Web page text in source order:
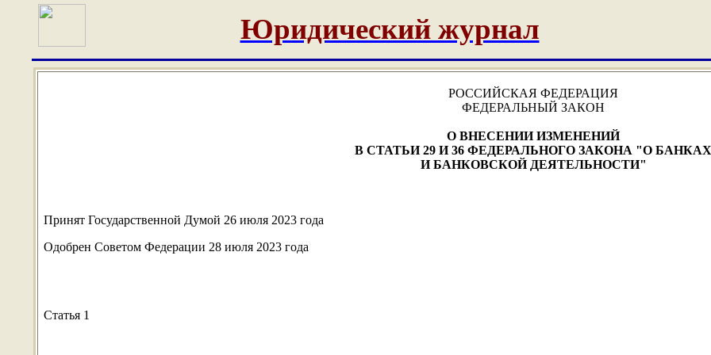
Юридический журнал
РОССИЙСКАЯ ФЕДЕРАЦИЯ
ФЕДЕРАЛЬНЫЙ ЗАКОН
О ВНЕСЕНИИ ИЗМЕНЕНИЙ
В СТАТЬИ 29 И 36 ФЕДЕРАЛЬНОГО ЗАКОНА "О БАНКАХ
И БАНКОВСКОЙ ДЕЯТЕЛЬНОСТИ"
Принят Государственной Думой 26 июля 2023 года
Одобрен Советом Федерации 28 июля 2023 года
Статья 1